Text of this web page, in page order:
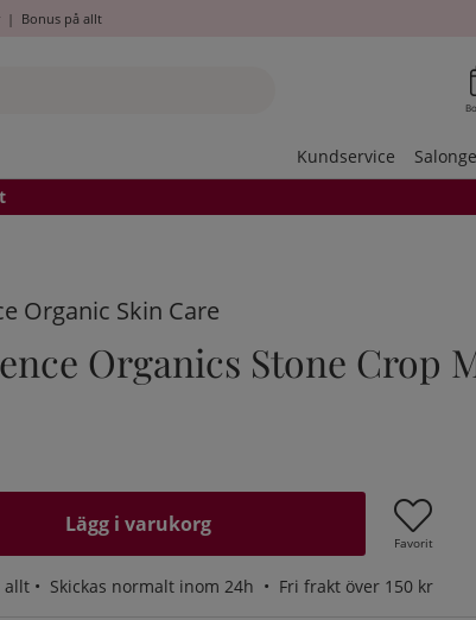
| Bonus på allt
Kundservice
Organic Skin Care
Organics Stone Crop
Lägg i varukorg
Favorit
allt • Skickas normalt inom 24h • Fri frakt över 150 kr